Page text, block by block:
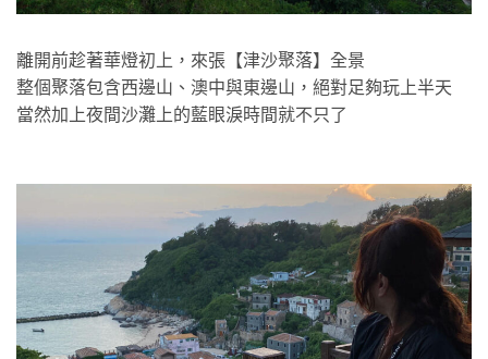
離開前趁著華燈初上，來張【津沙聚落】全景
整個聚落包含西邊山、澳中與東邊山，絕對足夠玩上半天
當然加上夜間沙灘上的藍眼淚時間就不只了